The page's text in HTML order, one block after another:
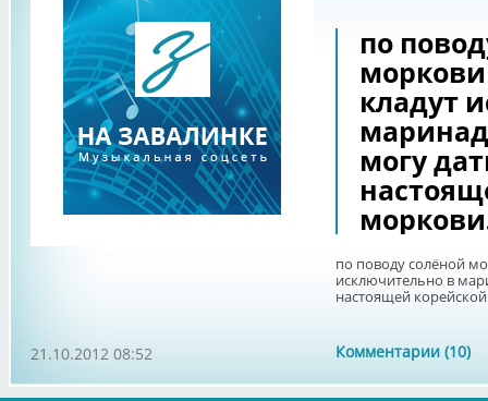
по
кладут
могу
по поводу солёной
исключительно в
настоящей
Комментарии (10)
21.10.2012 08:52